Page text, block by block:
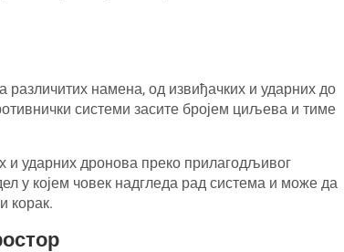
намена, од извиђачких и ударних до
системи засите бројем циљева и тиме
и ударних дронова преко прилагодљивог
у којем човек надгледа рад система и може да
корак.